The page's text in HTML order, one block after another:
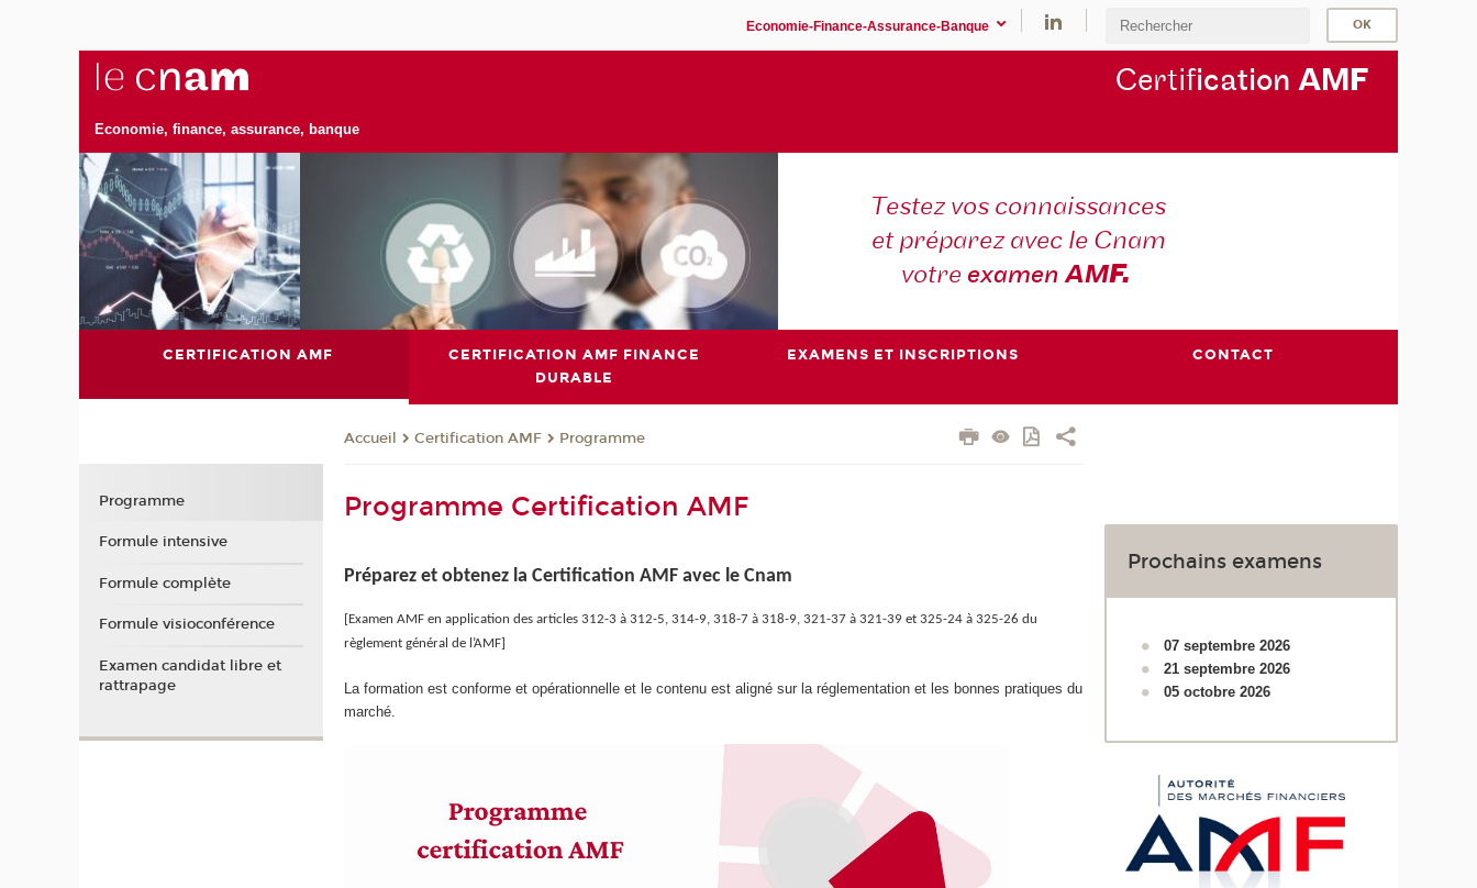
Economie-Finance-Assurance-Banque
Economie, finance, assurance, banque
Certification AMF
Testez vos connaissances
et préparez avec le Cnam
votreexamenAMF.
CERTIFICATION AMF
CERTIFICATION AMF FINANCE
DURABLE
EXAMENS ET INSCRIPTIONS CONTACT
Accueil Certification AMF Programme
Programme Certification AMF
Préparez et obtenez la Certification AMF avec le Cnam
[Examen AMF en application des articles 312-3 à 312-5, 314-9, 318-7 à 318-9, 321-37 à 321-39 et 325-24 à 325-26 du
règlement général de l’AMF]
La formation est conforme et opérationnelle et le contenu est aligné sur la réglementation et les bonnes pratiques du
marché.
Prochains examens
07 septembre 2026
21 septembre 2026
05 octobre 2026
Programme
Formule intensive
Formule complète
Formule visioconférence
Examen candidat libre et
rattrapage